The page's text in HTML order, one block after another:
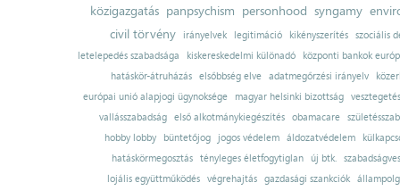
közigazgatás panpsychism personhood syngamy
civil törvény
irányelvek legitimáció kikényszerítés szociális
letelepedés szabadsága
kiskereskedelmi különadó
központi bankok
hatáskör-átruházás
elsőbbség elve adatmegőrzési irányelv
európai unió alapjogi ügynoksége
magyar helsinki bizottság
vesztegetés
vallásszabadság
első alkotmánykiegészítés obamacare
hobby lobby
büntetőjog jogos védelem áldozatvédelem
hatáskörmegosztás tényleges életfogytiglan új btk.
lojális együttműködés
végrehajtás gazdasági szankciók